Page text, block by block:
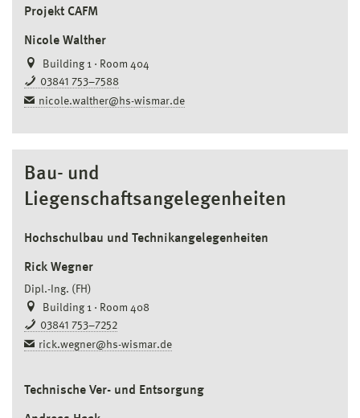
Projekt CAFM
Nicole Walther
Building 1 · Room 404
03841 753–7588
nicole.walther@hs-wismar.de
Bau- und
Liegenschaftsangelegenheiten
Hochschulbau und Technikangelegenheiten
Rick Wegner
Dipl.-Ing. (FH)
Building 1 · Room 408
03841 753–7252
rick.wegner@hs-wismar.de
Technische Ver- und Entsorgung